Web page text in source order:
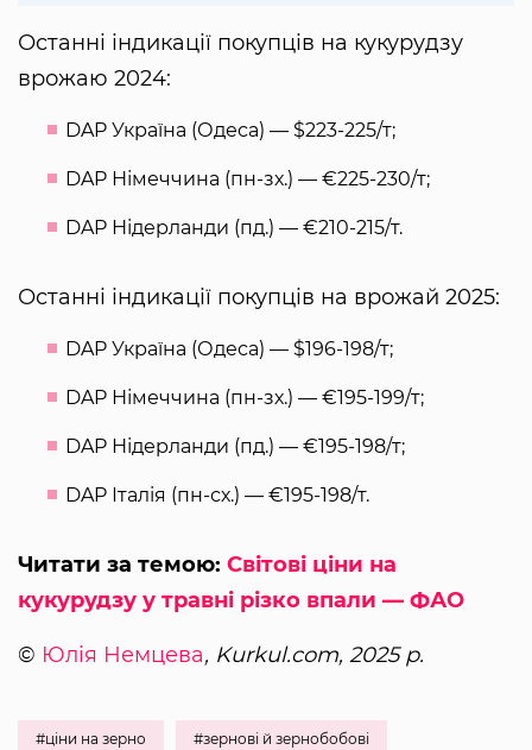
Останні індикації покупців на кукурудзу
врожаю 2024:
DAP Україна (Одеса) — $223-225/т;
DAP Німеччина (пн-зх.) — €225-230/т;
DAP Нідерланди (пд.) — €210-215/т.
Останні індикації покупців на врожай 2025:
DAP Україна (Одеса) — $196-198/т;
DAP Німеччина (пн-зх.) — €195-199/т;
DAP Нідерланди (пд.) — €195-198/т;
DAP Італія (пн-сх.) — €195-198/т.
Читати за темою: Світові ціни на
кукурудзу у травні різко впали — ФАО
© Юлія Немцева, Kurkul.com, 2025 р.
#ціни на зерно #зернові й зернобобові